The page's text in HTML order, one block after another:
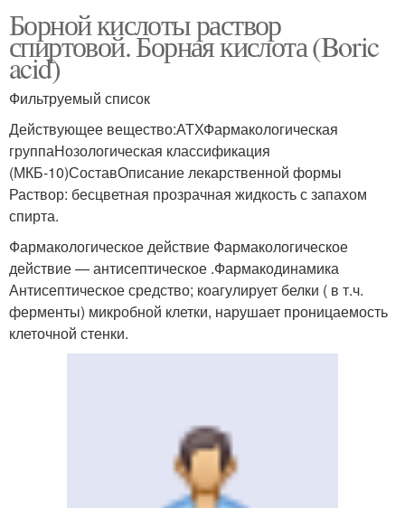
Борной кислоты раствор
спиртовой. Борная кислота (Boric
acid)
Фильтруемый список
Действующее вещество:АТХФармакологическая
группаНозологическая классификация
(МКБ-10)СоставОписание лекарственной формы
Раствор: бесцветная прозрачная жидкость с запахом
спирта.
Фармакологическое действие Фармакологическое
действие — антисептическое .Фармакодинамика
Антисептическое средство; коагулирует белки ( в т.ч.
ферменты) микробной клетки, нарушает проницаемость
клеточной стенки.